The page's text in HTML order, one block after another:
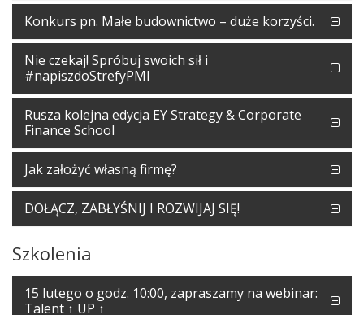
Konkurs pn. Małe budownictwo – duże korzyści.
Nie czekaj! Spróbuj swoich sił i
#napiszdoStrefyPMI
Rusza kolejna edycja EY Strategy & Corporate
Finance School
Jak założyć własną firmę?
DOŁĄCZ, ZABŁYŚNIJ I ROZWIJAJ SIĘ!
Szkolenia
15 lutego o godz. 10:00, zapraszamy na webinar:
Talent ↑ UP ↑